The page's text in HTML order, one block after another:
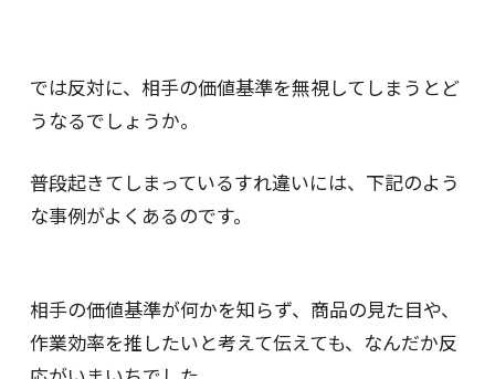
では反対に、相手の価値基準を無視してしまうとど
うなるでしょうか。
普段起きてしまっているすれ違いには、下記のよう
な事例がよくあるのです。
相手の価値基準が何かを知らず、商品の見た目や、
作業効率を推したいと考えて伝えても、なんだか反